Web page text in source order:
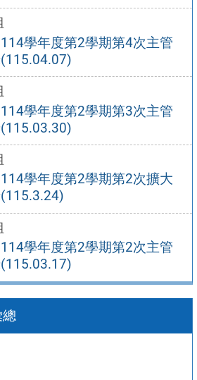
學年度第2學期第4次主管
學年度第2學期第3次主管
學年度第2學期第2次擴大
學年度第2學期第2次主管